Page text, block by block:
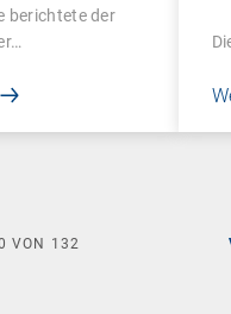
berichtete der
VON 132